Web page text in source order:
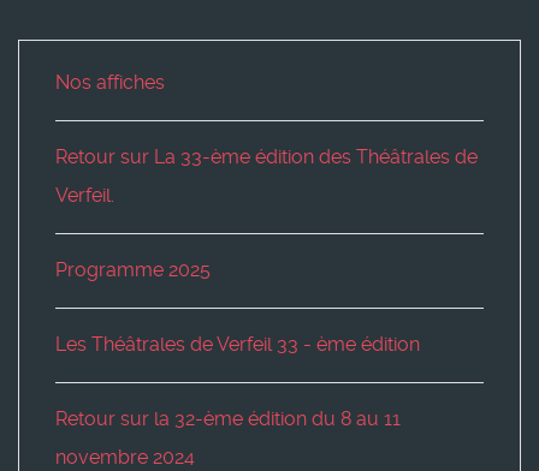
Nos affiches
Retour sur La 33-ème édition des Théâtrales de
Verfeil.
Programme 2025
Les Théâtrales de Verfeil 33 - ème édition
Retour sur la 32-ème édition du 8 au 11
novembre 2024